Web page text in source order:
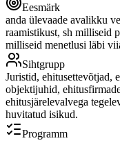
Eesmärk
anda ülevaade avalikku
raamistikust, sh milliseid
milliseid menetlusi läbi
Sihtgrupp
Juristid, ehitusettevõtjad,
objektijuhid,
ehitusjärelevalvega
huvitatud isikud.
Programm